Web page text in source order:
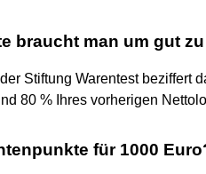
braucht man um gut
Stiftung Warentest beziffert
80 % Ihres vorherigen
für 1000